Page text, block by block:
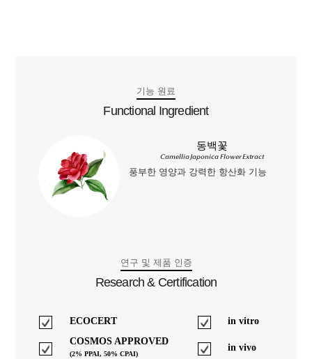
기능 원료
Functional Ingredient
동백꽃
Camellia Japonica Flower Extract
풍부한 영양과 강력한 항산화 기능
연구 및 제품 인증
Research & Certification
ECOCERT
in vitro
COSMOS APPROVED
(2% PPAI, 50% CPAI)
in vivo